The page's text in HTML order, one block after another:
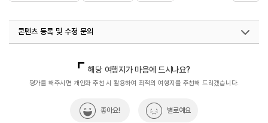
#연인과함께 #전통시장
콘텐츠 등록 및 수정 문의
열린관광콘텐츠팀(열린관광-모두의여행)
033-738-3425
해당 여행지가 마음에 드시나요?
평가를 해주시면 개인화 추천 시 활용하여 최적의 여행지를 추천해 드리겠습니다.
좋아요! 별로예요